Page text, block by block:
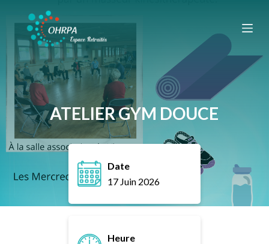
e
r
a
c
o
ATELIER GYM DOUCE
Date
17 Juin 2026
Heure